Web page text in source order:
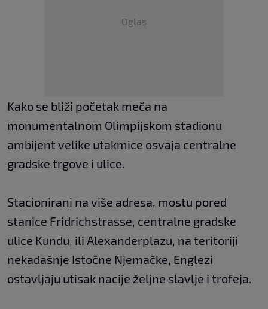
Oglas
Kako se bliži početak meča na
monumentalnom Olimpijskom stadionu
ambijent velike utakmice osvaja centralne
gradske trgove i ulice.
Stacionirani na više adresa, mostu pored
stanice Fridrichstrasse, centralne gradske
ulice Kundu, ili Alexanderplazu, na teritoriji
nekadašnje Istočne Njemačke, Englezi
ostavljaju utisak nacije željne slavlje i trofeja.